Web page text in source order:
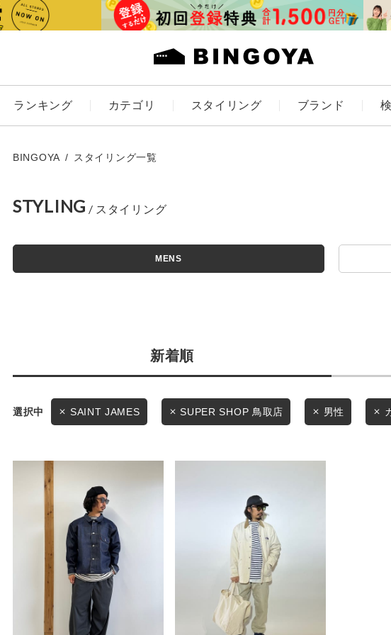
ランキング カテゴリ スタイリング ブランド
アイテムを探す
スタイリングから探す
WEB限定アイテムを探す
ご利用ガイド
ギフトラッピング
お問い合わせ
価格
セール価格
在庫
この条件で絞り込む
BINGOYA スタイリング一覧
STYLING
MENS
新着順
SAINT JAMES SUPER SHOP 鳥取店 男性